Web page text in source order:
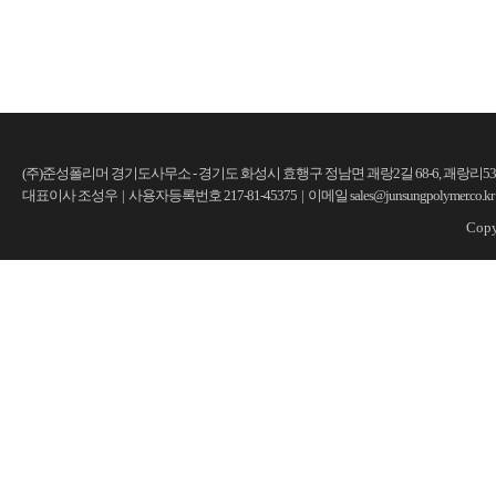
(주)준성폴리머 경기도사무소 - 경기도 화성시 효행구 정남면 괘랑2길 68-6, 괘랑리
대표이사 조성우 | 사용자등록번호 217-81-45375 | 이메일